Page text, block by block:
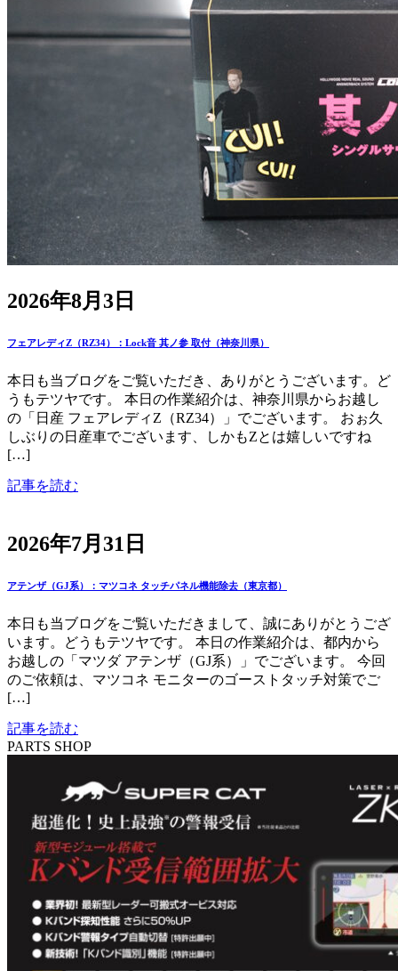
2026年8月3日
フェアレディZ（RZ34）：Lock音 其ノ参 取付（神奈川県）
本日も当ブログをご覧いただき、ありがとうございます。ど
うもテツヤです。 本日の作業紹介は、神奈川県からお越し
の「日産 フェアレディZ（RZ34）」でございます。 おぉ久
しぶりの日産車でございます、しかもZとは嬉しいですね
[…]
記事を読む
2026年7月31日
アテンザ（GJ系）：マツコネ タッチパネル機能除去（東京都）
本日も当ブログをご覧いただきまして、誠にありがとうござ
います。どうもテツヤです。 本日の作業紹介は、都内から
お越しの「マツダ アテンザ（GJ系）」でございます。 今回
のご依頼は、マツコネ モニターのゴーストタッチ対策でご
[…]
記事を読む
PARTS SHOP